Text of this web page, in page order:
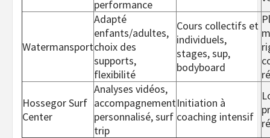
performance
Watermansport
Adapté
enfants/adultes,
choix des
supports,
flexibilité
Cours collectifs et
individuels,
stages, sup,
bodyboard
Hossegor Surf
Center
Analyses vidéos,
accompagnement
personnalisé, surf
trip
Initiation à
coaching intensif